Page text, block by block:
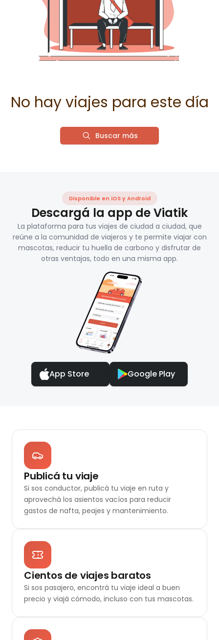
No hay viajes para este día
Buscar más
Disponible en iOS y Android
Descargá la app de Viatik
La plataforma para tus viajes de ciudad a ciudad, que
reúne a la comunidad de viajeros y te permite viajar con
mascotas, reducir tu huella de carbono y disfrutar de
otras ventajas, todo en una misma app.
App Store Google Play
Publicá tu viaje
Si sos conductor, publicá tu viaje en ruta y
aprovechá los asientos vacíos para reducir
gastos de nafta, peajes y mantenimiento.
Cientos de viajes baratos
Si sos pasajero, encontrá tu viaje ideal a buen
precio y viajá cómodo, incluso con tus mascotas.